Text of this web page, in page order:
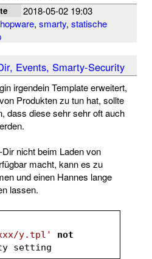
2018-05-02 19:03
, smarty, statische
Events, Smarty-Security
irgendein Template erweitert,
Produkten zu tun hat, sollte
dass diese sehr sehr oft auch
nicht beim Laden von
macht, kann es zu
und einen Hannes lange
lassen.
y.tpl'
not
setting